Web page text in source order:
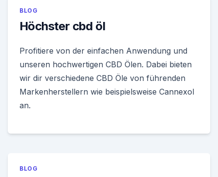
BLOG
Höchster cbd öl
Profitiere von der einfachen Anwendung und
unseren hochwertigen CBD Ölen. Dabei bieten
wir dir verschiedene CBD Öle von führenden
Markenherstellern wie beispielsweise Cannexol
an.
BLOG